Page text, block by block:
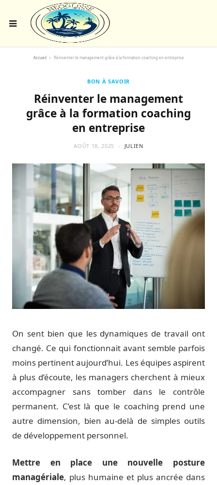
Accueil > Réinventer le management grâce à la formation coaching en entreprise
BON À SAVOIR
Réinventer le management
grâce à la formation coaching
en entreprise
AOÛT 18, 2025 JULIEN
On sent bien que les dynamiques de travail ont
changé. Ce qui fonctionnait avant semble parfois
moins pertinent aujourd’hui. Les équipes aspirent
à plus d’écoute, les managers cherchent à mieux
accompagner sans tomber dans le contrôle
permanent. C’est là que le coaching prend une
autre dimension, bien au-delà de simples outils
de développement personnel.
Mettre en place une nouvelle posture
managériale, plus humaine et plus ancrée dans